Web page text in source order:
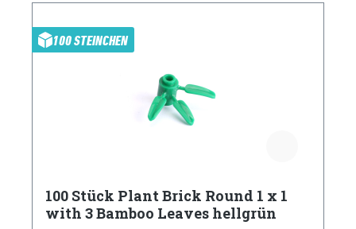
100 STEINCHEN
100 Stück Plant Brick Round 1 x 1
with 3 Bamboo Leaves hellgrün